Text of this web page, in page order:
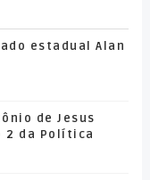
estadual Alan
de Jesus
2 da Política